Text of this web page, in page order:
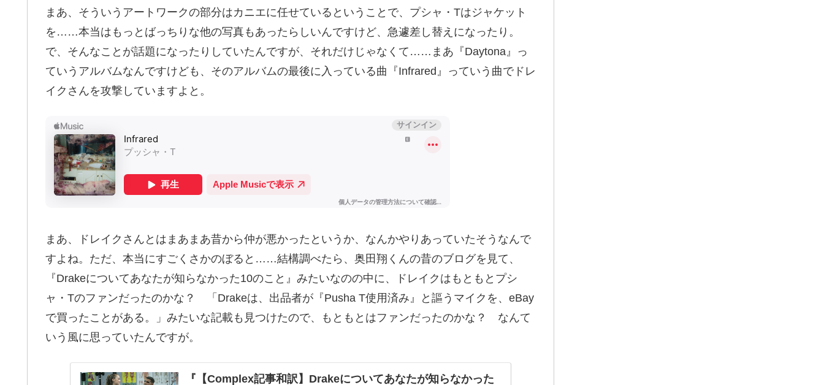
まあ、そういうアートワークの部分はカニエに任せているということで、プシャ・Tはジャケット
を……本当はもっとばっちりな他の写真もあったらしいんですけど、急遽差し替えになったり。
で、そんなことが話題になったりしていたんですが、それだけじゃなくて……まあ『Daytona』っ
ていうアルバムなんですけども、そのアルバムの最後に入っている曲『Infrared』っていう曲でドレ
イクさんを攻撃していますよと。
まあ、ドレイクさんとはまあまあ昔から仲が悪かったというか、なんかやりあっていたそうなんで
すよね。ただ、本当にすごくさかのぼると……結構調べたら、奥田翔くんの昔のブログを見て、
『Drakeについてあなたが知らなかった10のこと』みたいなのの中に、ドレイクはもともとプシ
ャ・Tのファンだったのかな？ 「Drakeは、出品者が『Pusha T使用済み』と謳うマイクを、eBay
で買ったことがある。」みたいな記載も見つけたので、もともとはファンだったのかな？ なんて
いう風に思っていたんですが。
『【Complex記事和訳】Drakeについてあなたが知らなかった